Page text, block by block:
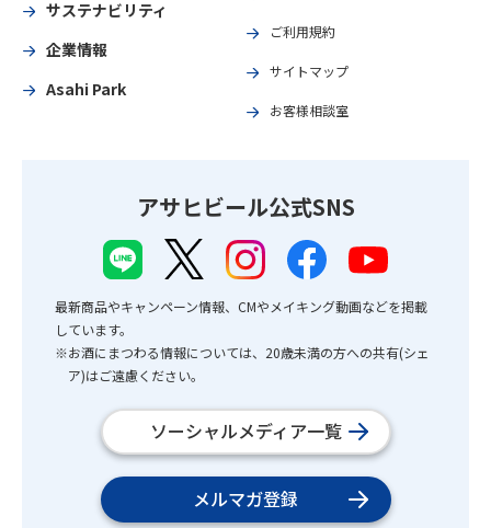
サステナビリティ
企業情報
Asahi Park
ご利用規約
サイトマップ
お客様相談室
アサヒビール公式SNS
最新商品やキャンペーン情報、CMやメイキング動画などを掲載
しています。
※お酒にまつわる情報については、20歳未満の方への共有(シェ
ア)はご遠慮ください。
ソーシャルメディア一覧
メルマガ登録